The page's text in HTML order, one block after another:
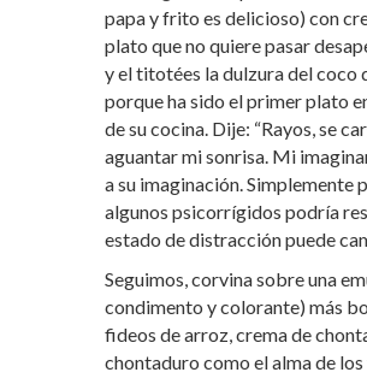
papa y frito es delicioso) con
plato que no quiere pasar
y el titotées la dulzura del coco
porque ha sido el primer plato
de su cocina. Dije: “Rayos, se
aguantar mi sonrisa. Mi
a su imaginación. Simplemente
algunos psicorrígidos podría
estado de distracción puede
Seguimos, corvina sobre una
condimento y colorante) más
fideos de arroz, crema de
chontaduro como el alma de